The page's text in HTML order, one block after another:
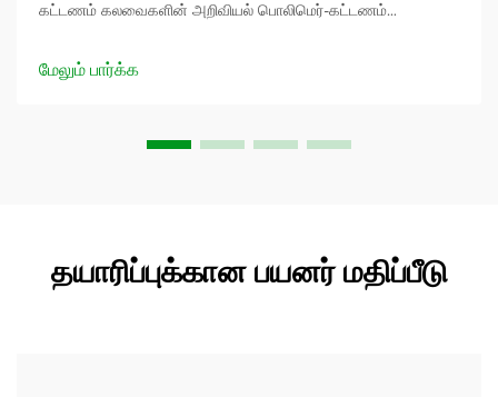
கட்டணம் கலவைகளின் அறிவியல் பொலிமெர்-கட்டணம்
திறன்களுடன் பொருட்களை உருவாக்கும்...
மேலும் பார்க்க
தயாரிப்புக்கான பயனர் மதிப்பீடு